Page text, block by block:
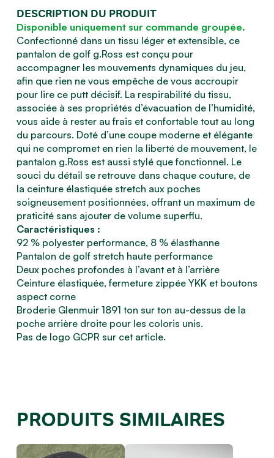
et
extensible,
haute
performance
g.ROSS
DESCRIPTION DU PRODUIT
Disponible uniquement sur commande groupée.
Confectionné dans un tissu léger et extensible, ce
pantalon de golf g.Ross est conçu pour
accompagner les mouvements dynamiques du jeu,
afin que rien ne vous empêche de vous accroupir
pour lire ce putt décisif. La respirabilité du tissu,
associée à ses propriétés d’évacuation de l’humidité,
vous aide à rester au frais et confortable tout au long
du parcours. Doté d’une coupe moderne et élégante
qui ne compromet en rien la liberté de mouvement, le
pantalon g.Ross est aussi stylé que fonctionnel. Le
souci du détail se retrouve dans chaque couture, de
la ceinture élastiquée stretch aux poches
soigneusement positionnées, offrant un maximum de
praticité sans ajouter de volume superflu.
Caractéristiques :
92 % polyester performance, 8 % élasthanne
Pantalon de golf stretch haute performance
Deux poches profondes à l’avant et à l’arrière
Ceinture élastiquée, fermeture zippée YKK et boutons
aspect corne
Broderie Glenmuir 1891 ton sur ton au-dessus de la
poche arrière droite pour les coloris unis.
Pas de logo GCPR sur cet article.
PRODUITS SIMILAIRES